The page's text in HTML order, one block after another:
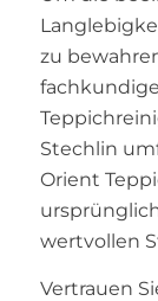
zu
Stechlin
Orient
wertvollen
Vertrauen